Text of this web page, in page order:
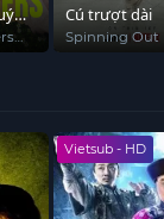
Cú trượt dài
Spinning Out
Vietsub - HD